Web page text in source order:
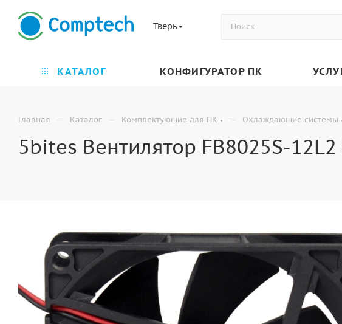
Тверь
КАТАЛОГ КОНФИГУРАТОР ПК
Главная — Каталог — Комплектующие для ПК — Охлаждающие системы
5bites Вентилятор FB8025S-